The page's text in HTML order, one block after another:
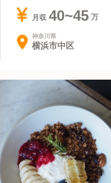
月収 40~45
神奈川県
横浜市中区